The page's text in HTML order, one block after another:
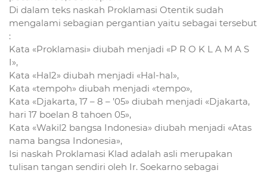
Di dalam teks naskah Proklamasi Otentik sudah
mengalami sebagian pergantian yaitu sebagai tersebut
:
Kata «Proklamasi» diubah menjadi «P R O K L A M A S
I»,
Kata «Hal2» diubah menjadi «Hal-hal»,
Kata «tempoh» diubah menjadi «tempo»,
Kata «Djakarta, 17 – 8 – ’05» diubah menjadi «Djakarta,
hari 17 boelan 8 tahoen 05»,
Kata «Wakil2 bangsa Indonesia» diubah menjadi «Atas
nama bangsa Indonesia»,
Isi naskah Proklamasi Klad adalah asli merupakan
tulisan tangan sendiri oleh Ir. Soekarno sebagai